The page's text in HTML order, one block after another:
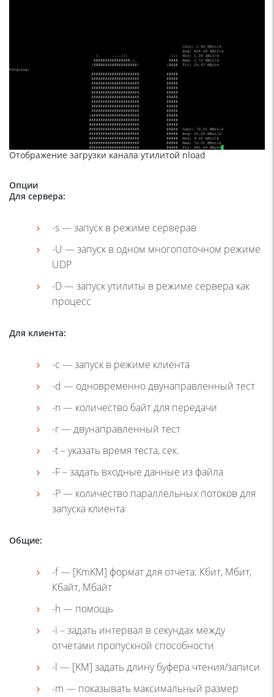
Отображение загрузки канала утилитой nload
Опции
Для сервера:
-s — запуск в режиме серверав
-U — запуск в одном многопоточном режиме
UDP
-D — запуск утилиты в режиме сервера как
процесс
Для клиента:
-c — запуск в режиме клиента
-d — одновременно двунаправленный тест
-n — количество байт для передачи
-r — двунаправленный тест
-t – указать время теста, сек.
-F – задать входные данные из файла
-P — количество параллельных потоков для
запуска клиента
Общие:
-f — [KmKM] формат для отчета: Кбит, Мбит,
Кбайт, Мбайт
-h — помощь
-i – задать интервал в секундах между
отчетами пропускной способности
-l — [KM] задать длину буфера чтения/записи
-m — показывать максимальный размер